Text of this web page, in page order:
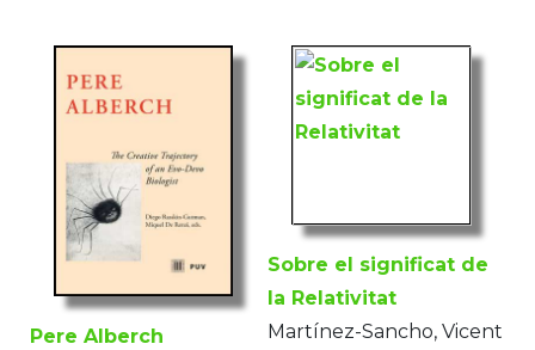
Pere Alberch
Sobre el significat de
la Relativitat
Martínez-Sancho, Vicent